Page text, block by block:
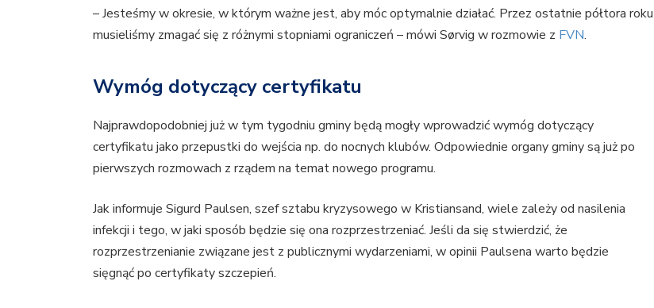
– Jesteśmy w okresie, w którym ważne jest, aby móc optymalnie działać. Przez ostatnie półtora roku
musieliśmy zmagać się z różnymi stopniami ograniczeń – mówi Sørvig w rozmowie z FVN.
Wymóg dotyczący certyfikatu
Najprawdopodobniej już w tym tygodniu gminy będą mogły wprowadzić wymóg dotyczący
certyfikatu jako przepustki do wejścia np. do nocnych klubów. Odpowiednie organy gminy są już po
pierwszych rozmowach z rządem na temat nowego programu.
Jak informuje Sigurd Paulsen, szef sztabu kryzysowego w Kristiansand, wiele zależy od nasilenia
infekcji i tego, w jaki sposób będzie się ona rozprzestrzeniać. Jeśli da się stwierdzić, że
rozprzestrzenianie związane jest z publicznymi wydarzeniami, w opinii Paulsena warto będzie
sięgnąć po certyfikaty szczepień.